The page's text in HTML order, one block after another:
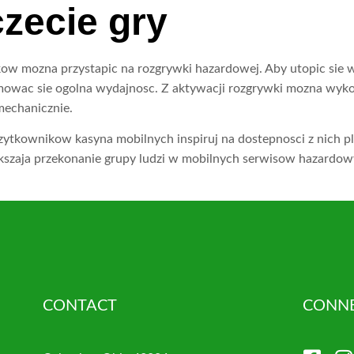
gry
mozna przystapic na rozgrywki hazardowej. Aby utopic sie
sie ogolna wydajnosc. Z aktywacji rozgrywki mozna
kasyna mobilnych inspiruj na dostepnosci z nich
przekonanie grupy ludzi w mobilnych serwisow
CONTACT